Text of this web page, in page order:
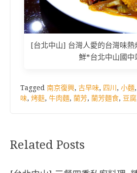
[台北中山] 台灣人愛的台灣味熱
鮮*台北中山國中
Tagged 南京復興, 古早味, 四川 , 小麵,
味, 烤麩, 牛肉麵, 蘭芳, 蘭芳麵食, 豆腐
Related Posts